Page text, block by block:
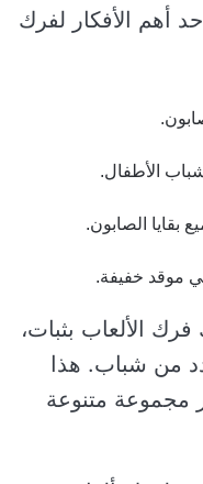
أهم الأفكار لفرك
الأطفال.
بقايا الصابون.
موقد خفيفة.
الألعاب بثبات،
من شباب. هذا
متنوعة